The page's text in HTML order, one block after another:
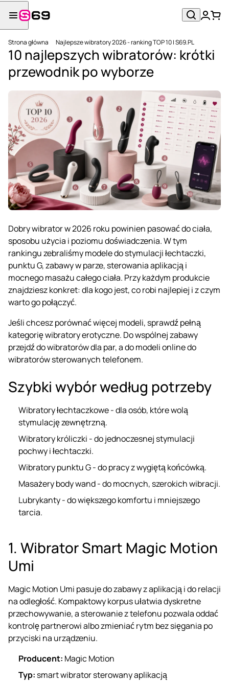
Strona główna Najlepsze wibratory 2026 - ranking TOP 10 | S69.PL
10 najlepszych wibratorów: krótki
przewodnik po wyborze
Dobry wibrator w 2026 roku powinien pasować do ciała,
sposobu użycia i poziomu doświadczenia. W tym
rankingu zebraliśmy modele do stymulacji łechtaczki,
punktu G, zabawy w parze, sterowania aplikacją i
mocnego masażu całego ciała. Przy każdym produkcie
znajdziesz konkret: dla kogo jest, co robi najlepiej i z czym
warto go połączyć.
Jeśli chcesz porównać więcej modeli, sprawdź pełną
kategorięwibratory erotyczne. Do wspólnej zabawy
przejdź dowibratorów dla par, a do modeli online do
wibratorów sterowanych telefonem.
Szybki wybór według potrzeby
Wibratory łechtaczkowe- dla osób, które wolą
stymulację zewnętrzną.
Wibratory króliczki - do jednoczesnej stymulacji
pochwy i łechtaczki.
Wibratory punktu G- do pracy z wygiętą końcówką.
Masażery body wand- do mocnych, szerokich wibracji.
Lubrykanty- do większego komfortu i mniejszego
tarcia.
1. Wibrator Smart Magic Motion
Umi
Magic Motion Umi pasuje do zabawy z aplikacją i do relacji
na odległość. Kompaktowy korpus ułatwia dyskretne
przechowywanie, a sterowanie z telefonu pozwala oddać
kontrolę partnerowi albo zmieniać rytm bez sięgania po
przyciski na urządzeniu.
Producent: Magic Motion
Typ: smart wibrator sterowany aplikacją